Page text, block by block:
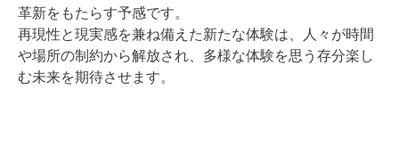
革新をもたらす予感です。
再現性と現実感を兼ね備えた新たな体験は、人々が時間
や場所の制約から解放され、多様な体験を思う存分楽し
む未来を期待させます。